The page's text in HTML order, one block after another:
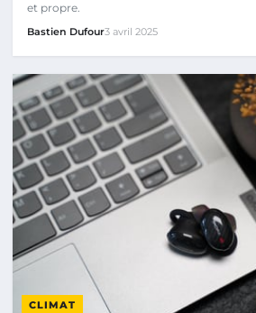
et propre.
Bastien Dufour3 avril 2025
CLIMAT